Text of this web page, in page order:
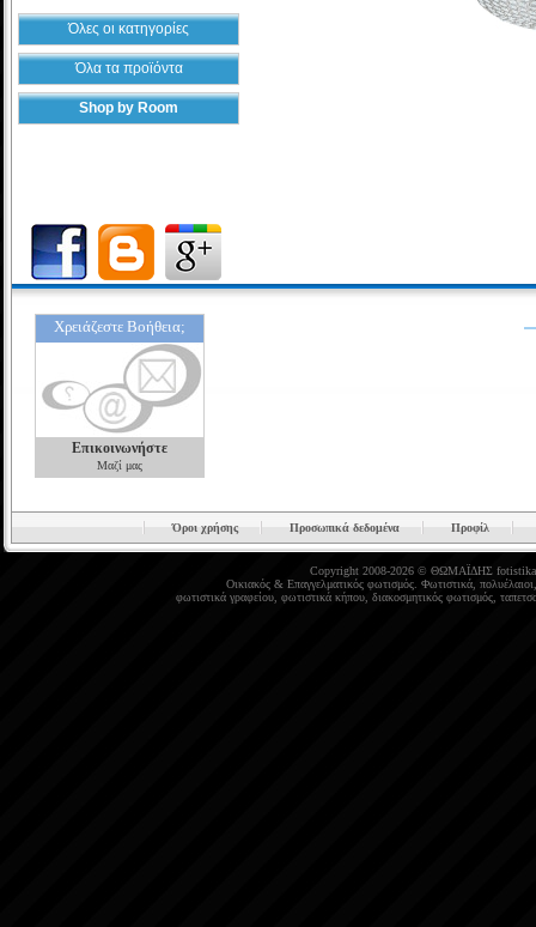
Όλες οι κατηγορίες
Όλα τα προϊόντα
Shop by Room
Χρειάζεστε Βοήθεια;
Επικοινωνήστε
Μαζί μας
Όροι χρήσης Προσωπικά δεδομένα Προφίλ
Copyright 2008-2026 © ΘΩΜΑΪΔΗΣ
Οικιακός& Επαγγελματικός φωτισμός. Φωτιστικά, πολυέλαιοι
φωτιστικά γραφείου, φωτιστικά κήπου, διακοσμητικός φωτισμός,